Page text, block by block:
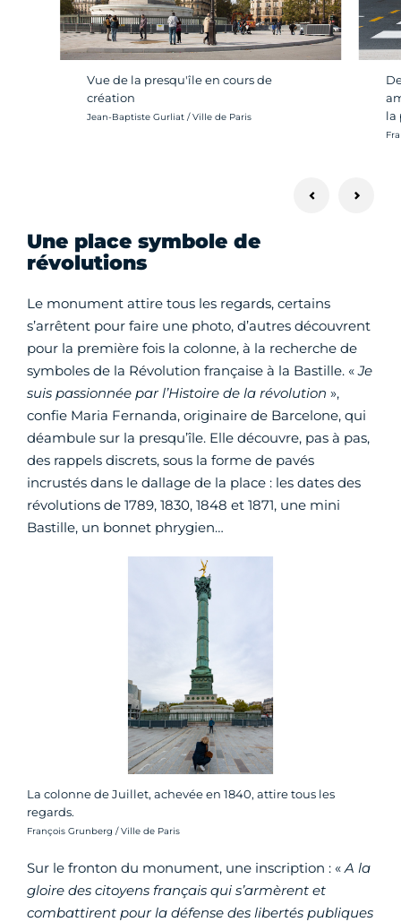
Vue de la presqu'île en cours de
création
Crédit photo :
Jean-Baptiste Gurliat / Ville de Paris
la
Une place symbole de
révolutions
Le monument attire tous les regards, certains
s’arrêtent pour faire une photo, d’autres découvrent
pour la première fois la colonne, à la recherche de
symboles de la Révolution française à la Bastille. «Je
suis passionnée par l’Histoire de la révolution »,
confie Maria Fernanda, originaire de Barcelone, qui
déambule sur la presqu’île. Elle découvre, pas à pas,
des rappels discrets, sous la forme de pavés
incrustés dans le dallage de la place : les dates des
révolutions de 1789, 1830, 1848 et 1871, une mini
Bastille, un bonnet phrygien…
La colonne de Juillet, achevée en 1840, attire tous les
regards.
Crédit photo :
François Grunberg / Ville de Paris
Sur le fronton du monument, une inscription : «A la
gloire des citoyens français qui s’armèrent et
combattirent pour la défense des libertés publiques